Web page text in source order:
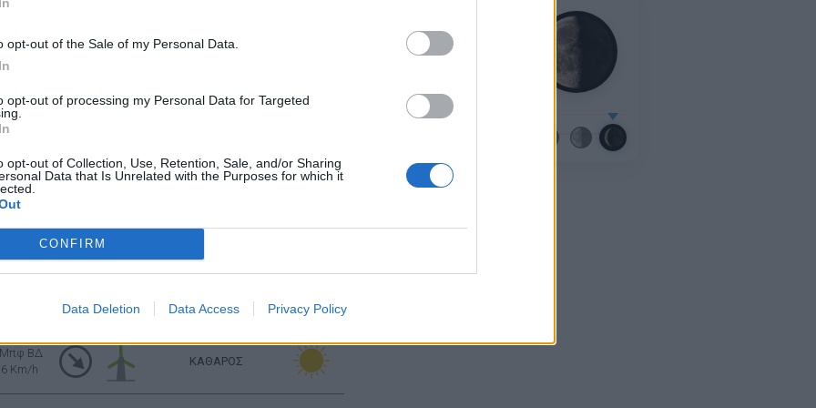
opt-out of the Sale of my Personal Data.
opt-out of processing my Personal Data for Targeted
opt-out of Collection, Use, Retention, Sale, and/or Sharing
Data that Is Unrelated with the Purposes for which it
CONFIRM
Data Deletion Data Access Privacy Policy
ΒΔ
Km/h
ΚΑΘΑΡΟΣ
ΒΔ
Km/h
ΚΑΘΑΡΟΣ
Παλαιός Μηνίσκος
Επόμενη Πανσέληνος:
Αστρονομικό ημερολόγιο